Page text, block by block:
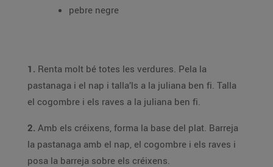
pebre negre
1. Renta molt bé totes les verdures. Pela la
pastanaga i el nap i talla’ls a la juliana ben fi. Talla
el cogombre i els raves a la juliana ben fi.
2. Amb els créixens, forma la base del plat. Barreja
la pastanaga amb el nap, el cogombre i els raves i
posa la barreja sobre els créixens.